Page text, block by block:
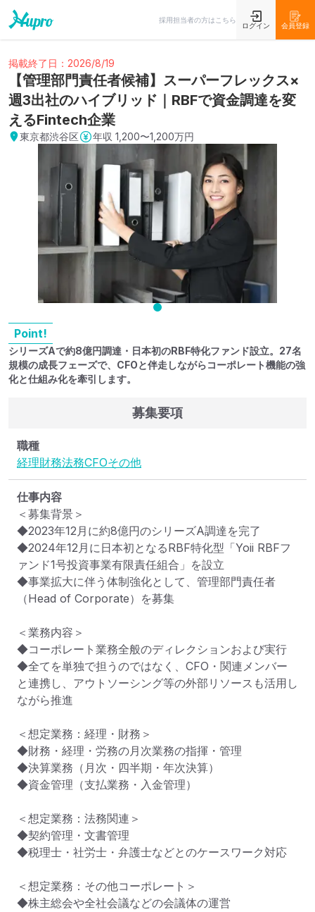
採用担当者の方はこちら
ログイン 会員登録
掲載終了日：2026/8/19
【管理部門責任者候補】スーパーフレックス×
週3出社のハイブリッド｜RBFで資金調達を変
えるFintech企業
東京都渋谷区 年収 1,200〜1,200万円
Point!
シリーズAで約8億円調達・日本初のRBF特化ファンド設立。27名
規模の成長フェーズで、CFOと伴走しながらコーポレート機能の強
化と仕組み化を牽引します。
募集要項
職種
経理財務法務CFOその他
仕事内容
＜募集背景＞
◆2023年12月に約8億円のシリーズA調達を完了
◆2024年12月に日本初となるRBF特化型「Yoii RBFフ
ァンド1号投資事業有限責任組合」を設立
◆事業拡大に伴う体制強化として、管理部門責任者
（Head of Corporate）を募集
＜業務内容＞
◆コーポレート業務全般のディレクションおよび実行
◆全てを単独で担うのではなく、CFO・関連メンバー
と連携し、アウトソーシング等の外部リソースも活用し
ながら推進
＜想定業務：経理・財務＞
◆財務・経理・労務の月次業務の指揮・管理
◆決算業務（月次・四半期・年次決算）
◆資金管理（支払業務・入金管理）
＜想定業務：法務関連＞
◆契約管理・文書管理
◆税理士・社労士・弁護士などとのケースワーク対応
＜想定業務：その他コーポレート＞
◆株主総会や全社会議などの会議体の運営